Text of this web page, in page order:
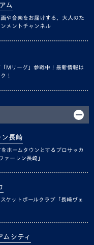
ム
や音楽をお届けする、大人のた
メントチャンネル
Mリーグ」参戦中！最新情報は
！
ン長崎
ホームタウンとするプロサッカ
ァーレン長崎」
ケットボールクラブ「長崎ヴェ
ムシティ